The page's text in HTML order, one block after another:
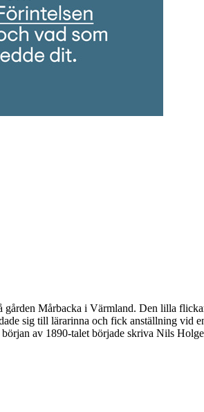
gården Mårbacka i Värmland. Den lilla
sig till lärarinna och fick anställning vid
av 1890-talet började skriva Nils